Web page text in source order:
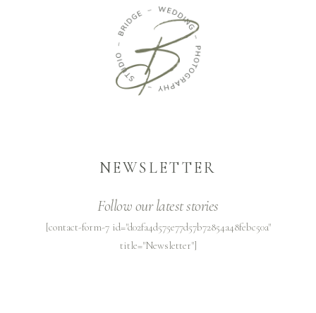
NEWSLETTER
Follow our latest stories
[contact-form-7 id="d02fa4d575e77d57b72854a48febc50a"
title="Newsletter"]